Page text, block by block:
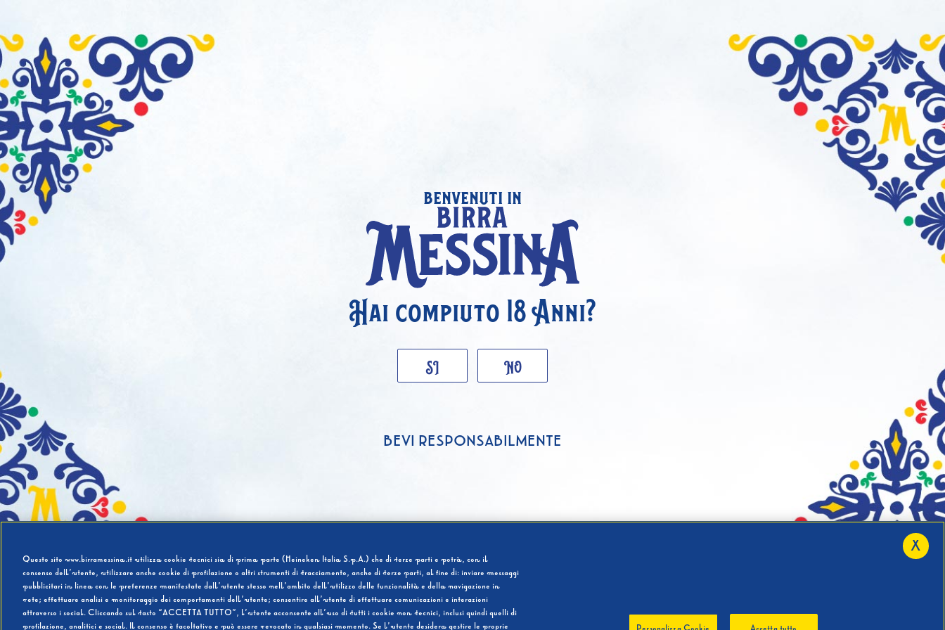
benvenuti in
Hai compiuto 18 Anni?
SI NO
BEVI RESPONSABILMENTE
Questo sito www.birramessina.it utilizza cookie tecnici sia di prima parte (Heineken Italia S.p.A.) che di terze parti e potrà, con il
consenso dell’utente, utilizzare anche cookie di profilazione o altri strumenti di tracciamento, anche di terze parti, al fine di: inviare messaggi
pubblicitari in linea con le preferenze manifestate dall’utente stesso nell’ambito dell’utilizzo delle funzionalità e della navigazione in
rete; effettuare analisi e monitoraggio dei comportamenti dell’utente; consentire all’utente di effettuare comunicazioni e interazioni
attraverso i social. Cliccando sul tasto “ACCETTA TUTTO”, l’utente acconsente all’uso di tutti i cookie non tecnici, inclusi quindi quelli di
profilazione, analitici e social. Il consenso è facoltativo e può essere revocato in qualsiasi momento. Se l’utente desidera gestire le proprie
X